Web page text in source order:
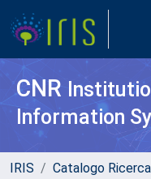
CNR
Information
IRIS Catalogo Ricerca